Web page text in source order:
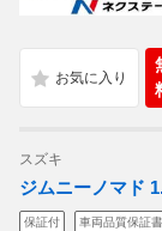
スズキ
ジムニーノマド
保証付 車両品質保証